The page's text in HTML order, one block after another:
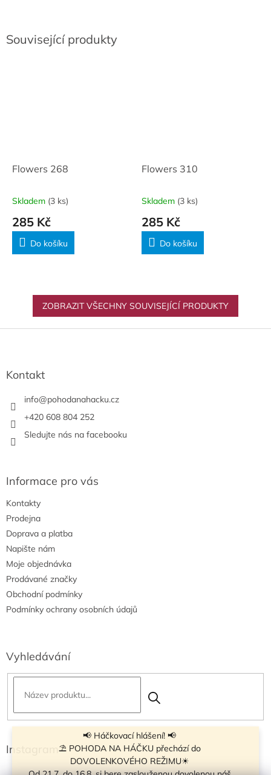
📢 Háčkovací hlášení! 📢
⛱ POHODA NA HÁČKU přechází do
DOVOLENKOVÉHO REŽIMU☀
Související produkty
Flowers 268
Skladem (3 ks)
285 Kč
Do košíku
Flowers 310
Skladem (3 ks)
285 Kč
Do košíku
ZOBRAZIT VŠECHNY SOUVISEJÍCÍ PRODUKTY
Kontakt
info@pohodanahacku.cz
+420 608 804 252
Sledujte nás na facebooku
Informace pro vás
Kontakty
Prodejna
Doprava a platba
Napište nám
Moje objednávka
Prodávané značky
Obchodní podmínky
Podmínky ochrany osobních údajů
Vyhledávání
Instagram